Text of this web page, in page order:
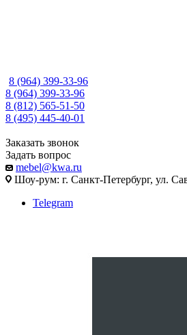
8 (964) 399-33-96
8 (964) 399-33-96
8 (812) 565-51-50
8 (495) 445-40-01
Заказать звонок
Задать вопрос
mebel@kwa.ru
Шоу-рум: г. Санкт-Петербург, ул.
Telegram